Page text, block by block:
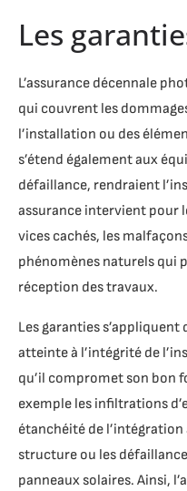
Les
L’assurance décennale
qui couvrent les
l’installation ou des
s’étend également aux
défaillance, rendraient
assurance intervient pour
vices cachés, les
phénomènes naturels qui
réception des travaux.
Les garanties
atteinte à l’intégrité de
qu’il compromet son bon
exemple les infiltrations
étanchéité de
structure ou les
panneaux solaires. Ainsi,